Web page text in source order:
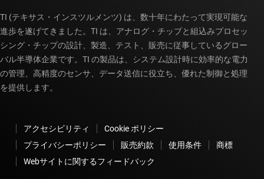
TI (テキサス・インスツルメンツ) は、数十年にわたって実現可能な
進歩を遂げてきました。TI は、アナログ・チップと組込みプロセッ
シング・チップの設計、製造、テスト、販売に従事しているグロー
バル半導体企業です。TI の製品は、システム設計時に効率的な電力
の管理、高精度のセンサ、データ送信に役立ち、優れた制御と処理
を提供します。
アクセシビリティ
Cookie ポリシー
プライバシーポリシー
販売約款 使用条件
商標
Webサイトに関するフィードバック